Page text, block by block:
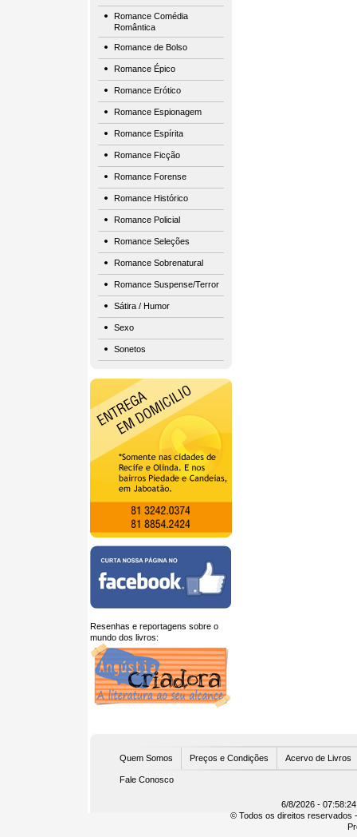
Romance Comédia
Romântica
Romance de Bolso
Romance Épico
Romance Erótico
Romance Espionagem
Romance Espírita
Romance Ficção
Romance Forense
Romance Histórico
Romance Policial
Romance Seleções
Romance Sobrenatural
Romance Suspense/Terror
Sátira / Humor
Sexo
Sonetos
Resenhas e reportagens sobre o
mundo dos livros:
Quem Somos Preços e Condições Acervo de Livros
Fale Conosco
6/8/2026 -
© Todos os direitos reservados